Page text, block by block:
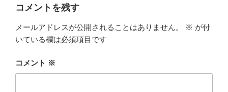
コメントを残す
メールアドレスが公開されることはありません。 ※ が付
いている欄は必須項目です
コメント ※